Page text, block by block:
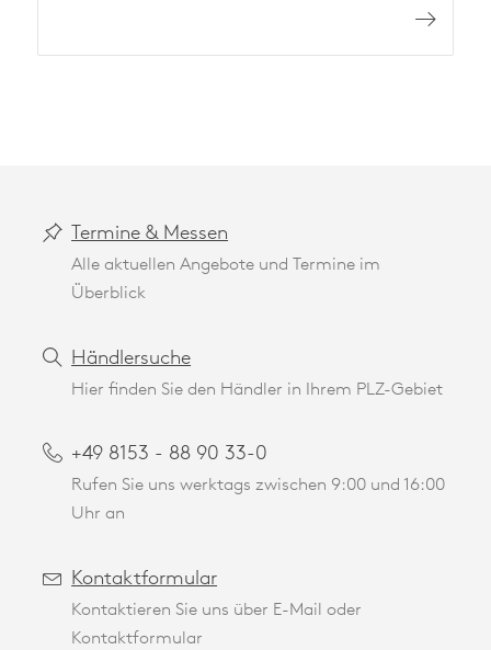
Termine & Messen
Alle aktuellen Angebote und Termine im
Überblick
Händlersuche
Hier finden Sie den Händler in Ihrem PLZ-Gebiet
+49 8153 - 88 90 33-0
Rufen Sie uns werktags zwischen 9:00 und 16:00
Uhr an
Kontaktformular
Kontaktieren Sie uns über E-Mail oder
Kontaktformular